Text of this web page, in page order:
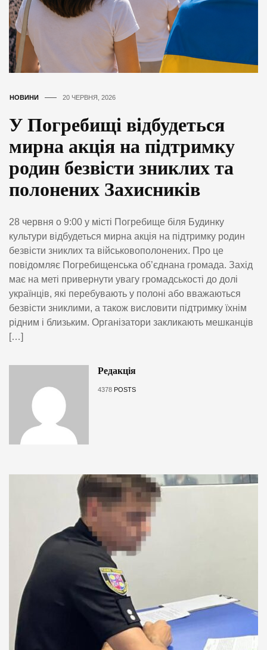
НОВИНИ 20 ЧЕРВНЯ, 2026
У Погребищі відбудеться
мирна акція на підтримку
родин безвісти зниклих та
полонених Захисників
28 червня о 9:00 у місті Погребище біля Будинку
культури відбудеться мирна акція на підтримку родин
безвісти зниклих та військовополонених. Про це
повідомляє Погребищенська об’єднана громада. Захід
має на меті привернути увагу громадськості до долі
українців, які перебувають у полоні або вважаються
безвісти зниклими, а також висловити підтримку їхнім
рідним і близьким. Організатори закликають мешканців
[…]
Редакція
4378 POSTS